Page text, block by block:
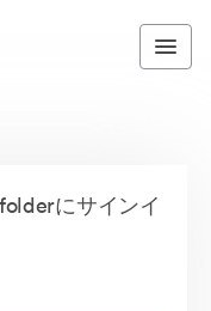
にサインイ